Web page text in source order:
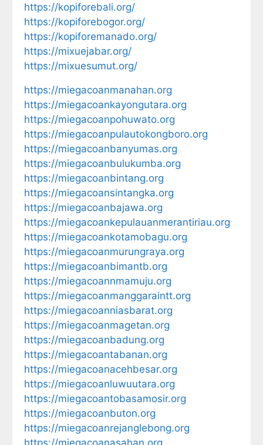
https://kopiforebali.org/
https://kopiforebogor.org/
https://kopiforemanado.org/
https://mixuejabar.org/
https://mixuesumut.org/
https://miegacoanmanahan.org
https://miegacoankayongutara.org
https://miegacoanpohuwato.org
https://miegacoanpulautokongboro.org
https://miegacoanbanyumas.org
https://miegacoanbulukumba.org
https://miegacoanbintang.org
https://miegacoansintangka.org
https://miegacoanbajawa.org
https://miegacoankepulauanmerantiriau.org
https://miegacoankotamobagu.org
https://miegacoanmurungraya.org
https://miegacoanbimantb.org
https://miegacoannmamuju.org
https://miegacoanmanggaraintt.org
https://miegacoanniasbarat.org
https://miegacoanmagetan.org
https://miegacoanbadung.org
https://miegacoantabanan.org
https://miegacoanacehbesar.org
https://miegacoanluwuutara.org
https://miegacoantobasamosir.org
https://miegacoanbuton.org
https://miegacoanrejanglebong.org
https://miegacoanasahan.org